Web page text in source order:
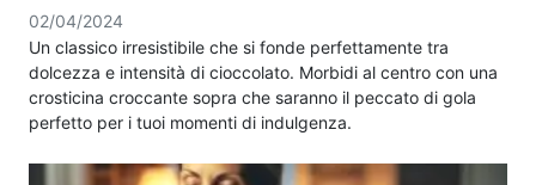
02/04/2024
Un classico irresistibile che si fonde perfettamente tra
dolcezza e intensità di cioccolato. Morbidi al centro con una
crosticina croccante sopra che saranno il peccato di gola
perfetto per i tuoi momenti di indulgenza.